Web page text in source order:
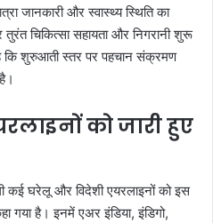
जानकारी और स्वास्थ्य स्थिति का
चिकित्सा सहायता और निगरानी शुरू
कि शुरुआती स्तर पर पहचान संक्रमण
को जारी हुए
कई घरेलू और विदेशी एयरलाइनों को इस
गया है। इनमें एअर इंडिया, इंडिगो,